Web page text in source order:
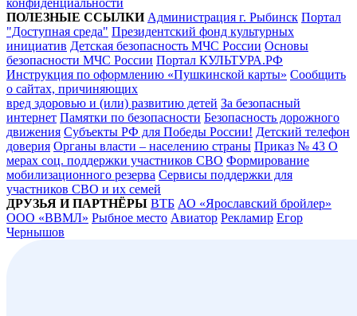
ПОЛЕЗНЫЕ ССЫЛКИ Администрация г. Рыбинск Портал
"Доступная среда" Президентский фонд культурных
инициатив Детская безопасность МЧС России Основы
безопасности МЧС России Портал КУЛЬТУРА.РФ
Инструкция по оформлению «Пушкинской карты» Сообщить
о сайтах, причиняющих
вред здоровью и (или) развитию детей За безопасный
интернет Памятки по безопасности Безопасность дорожного
движения Субъекты РФ для Победы России! Детский телефон
доверия Органы власти – населению страны Приказ № 43 О
мерах соц. поддержки участников СВО Формирование
мобилизационного резерва Сервисы поддержки для
участников СВО и их семей
ДРУЗЬЯ И ПАРТНЁРЫ ВТБ АО «Ярославский бройлер»
ООО «ВВМЛ» Рыбное место Авиатор Рекламир Егор
Чернышов